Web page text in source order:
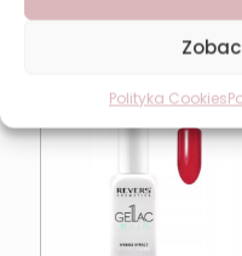
Polityka Cookies
13,74zł